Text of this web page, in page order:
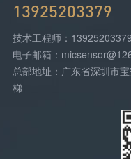
13925203379
技术工程师：13925203379
电子邮箱：
总部地址：广东省深圳市
梯